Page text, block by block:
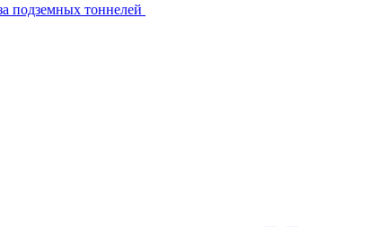
подземных тоннелей